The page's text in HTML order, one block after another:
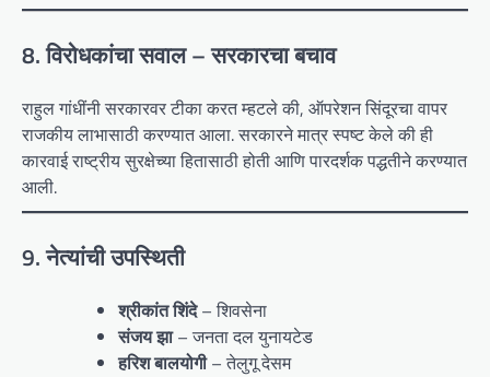
8. विरोधकांचा सवाल – सरकारचा बचाव
राहुल गांधींनी सरकारवर टीका करत म्हटले की, ऑपरेशन सिंदूरचा वापर
राजकीय लाभासाठी करण्यात आला. सरकारने मात्र स्पष्ट केले की ही
कारवाई राष्ट्रीय सुरक्षेच्या हितासाठी होती आणि पारदर्शक पद्धतीने करण्यात
आली.
9. नेत्यांची उपस्थिती
श्रीकांत शिंदे– शिवसेना
संजय झा– जनता दल युनायटेड
हरिश बालयोगी– तेलुगू देसम